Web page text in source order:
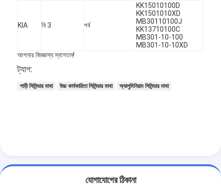
আমাদের সাথে যোগাযোগ
ইঞ্জিন সিলিন্ডার মাথা
KIA বি 3 গর্ব
KK15010100D
KK1501010XD
MB30110100J
KK13710100C
MB301-10-100
MB301-10-10XD
আপনার জিজ্ঞাস্য স্বাগতম!
ট্যাগ:
গাড়ী সিলিন্ডার মাথা উচ্চ কার্যকারিতা সিলিন্ডার মাথা অ্যালুমিনিয়াম সিলিন্ডার মাথা
যোগাযোগের ঠিকানা